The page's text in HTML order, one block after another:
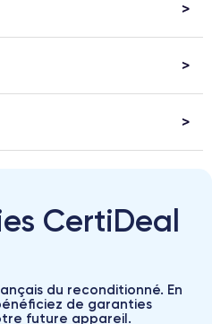
CertiDeal
du reconditionné. En
de garanties
future appareil.